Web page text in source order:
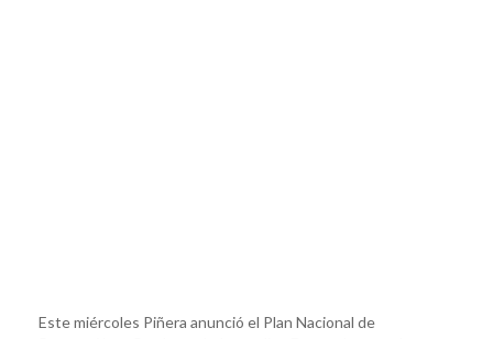
Este miércoles Piñera anunció el Plan Nacional de